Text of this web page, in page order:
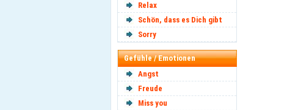
Relax
Schön, dass es Dich gibt
Sorry
Gefühle / Emotionen
Angst
Freude
Miss you